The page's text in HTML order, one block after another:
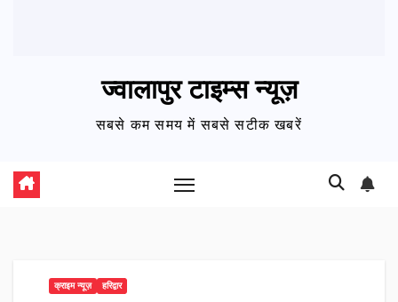
ज्वालापुर टाइम्स न्यूज़
सबसे कम समय में सबसे सटीक खबरें
क्राइम न्यूज़ हरिद्वार